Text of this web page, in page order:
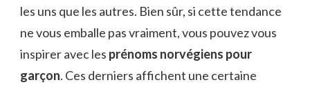
les uns que les autres. Bien sûr, si cette tendance
ne vous emballe pas vraiment, vous pouvez vous
inspirer avec les prénoms norvégiens pour
garçon. Ces derniers affichent une certaine